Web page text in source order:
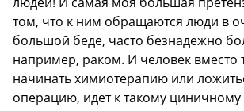
том, что к ним обращаются люди в
большой беде, часто безнадежно
например, раком. И человек вместо
начинать химиотерапию или
операцию, идет к такому циничному